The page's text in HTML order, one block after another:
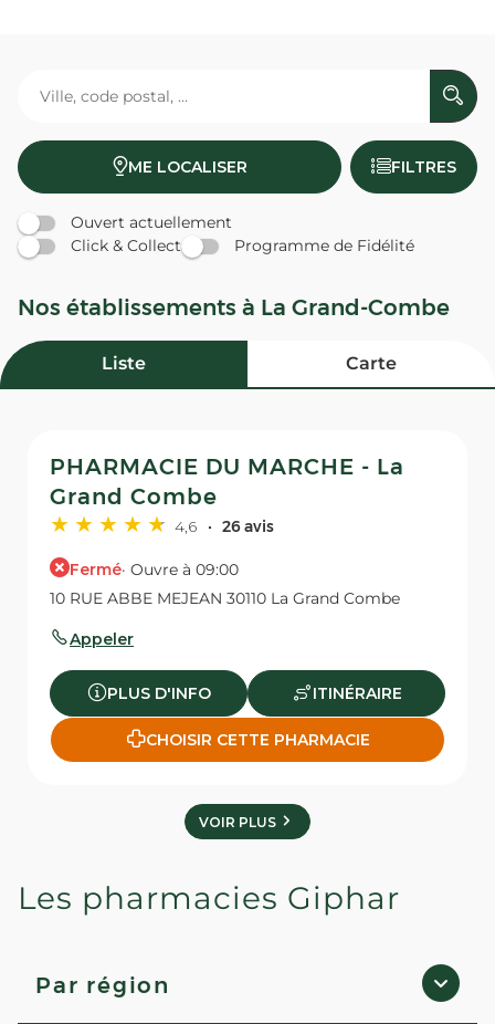
ME LOCALISER FILTRES
Ouvert actuellement
Click & Collect
Programme de Fidélité
Nos établissements à La Grand-Combe
Liste Carte
PHARMACIE DU MARCHE - La
Grand Combe
4,6 26 avis
Fermé· Ouvre à 09:00
10 RUE ABBE MEJEAN 30110 La Grand Combe
Appeler
PLUS D'INFO ITINÉRAIRE
CHOISIR CETTE PHARMACIE
VOIR PLUS
Les pharmacies Giphar
Par région